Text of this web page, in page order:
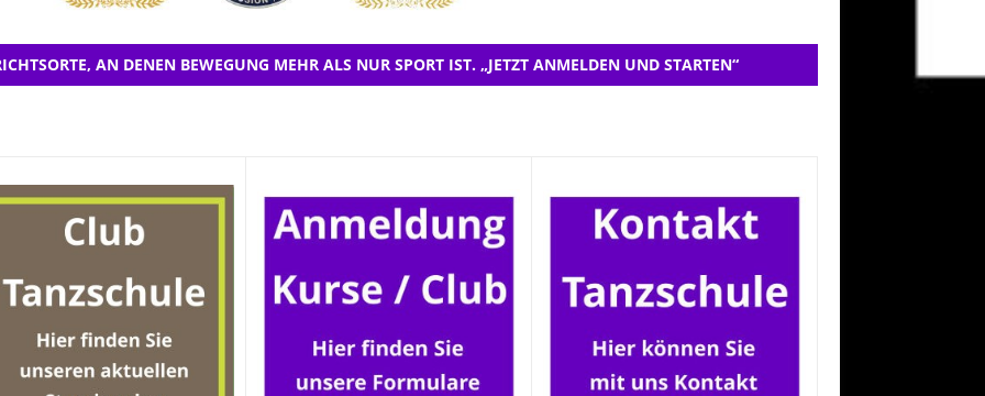
AN DENEN BEWEGUNG MEHR ALS NUR SPORT IST. „JETZT ANMELDEN UND STARTEN“